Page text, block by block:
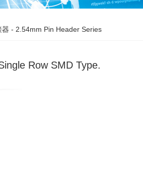
器 - 2.54mm Pin Header Series
Row SMD Type.